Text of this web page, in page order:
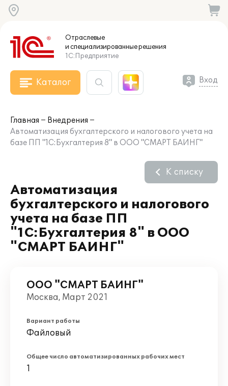
Отраслевые
и специализированныерешения
1С:Предприятие
Каталог Вход
Главная
Внедрения
Автоматизация бухгалтерского и налогового учета на
базе ПП "1С:Бухгалтерия 8" в ООО "СМАРТ БАИНГ"
Автоматизация
бухгалтерского и налогового
учета на базе ПП
"1С:Бухгалтерия 8" в ООО
"СМАРТ БАИНГ"
К списку
ООО "СМАРТ БАИНГ"
Москва, Март 2021
Вариант работы
Файловый
Общее число автоматизированных рабочих мест
1